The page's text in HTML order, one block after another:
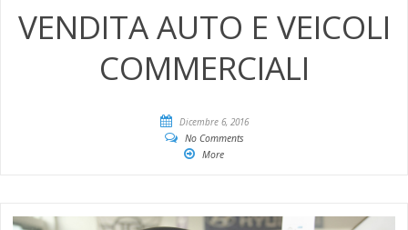
VENDITA AUTO E VEICOLI
COMMERCIALI
Dicembre 6, 2016
No Comments
More